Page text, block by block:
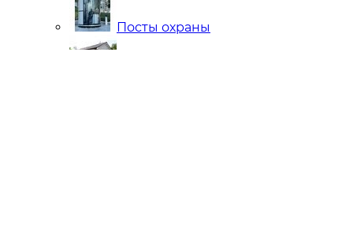
Посты охраны